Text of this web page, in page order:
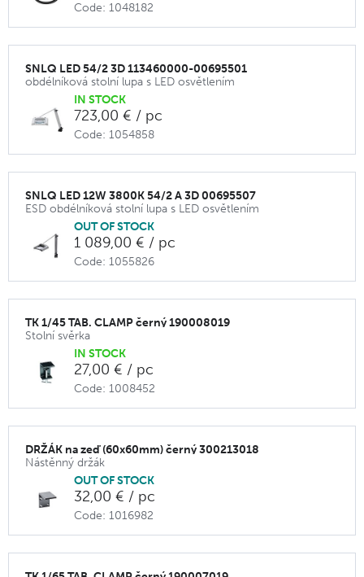
Code: 1048182
SNLQ LED 54/2 3D 113460000-00695501
obdélníková stolní lupa s LED osvětlením
IN STOCK
723,00 € / pc
Code: 1054858
SNLQ LED 12W 3800K 54/2 A 3D 00695507
ESD obdélníková stolní lupa s LED osvětlením
OUT OF STOCK
1 089,00 € / pc
Code: 1055826
TK 1/45 TAB. CLAMP černý 190008019
Stolní svěrka
IN STOCK
27,00 € / pc
Code: 1008452
DRŽÁK na zeď (60x60mm) černý 300213018
Nástěnný držák
OUT OF STOCK
32,00 € / pc
Code: 1016982